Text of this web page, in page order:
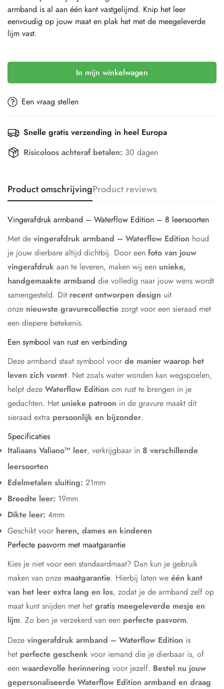
armband is al aan één kant vastgelijmd. Knip het leer
eenvoudig op jouw maat en plak het met de meegeleverde
lijm vast.
Selection will addto the price
In mijn winkelwagen
Een vraag stellen
Snelle gratis verzending in heel Europa
Risicoloos achteraf betalen: 30 dagen
Product omschrijvingProduct reviews
Vingerafdruk armband – Waterflow Edition – 8 leersoorten
Met de vingerafdruk armband – Waterflow Edition houd
je jouw dierbare altijd dichtbij. Door een foto van jouw
vingerafdruk aan te leveren, maken wij een unieke,
handgemaakte armband die volledig naar jouw wens wordt
samengesteld. Dit recent ontworpen design uit
onze nieuwste gravurecollectie zorgt voor een sieraad met
een diepere betekenis.
Een symbool van rust en verbinding
Deze armband staat symbool voor de manier waarop het
leven zich vormt. Net zoals water wonden kan wegspoelen,
helpt deze Waterflow Edition om rust te brengen in je
gedachten. Het unieke patroon in de gravure maakt dit
sieraad extra persoonlijk en bijzonder.
Specificaties
Italiaans Valiano™ leer, verkrijgbaar in 8 verschillende
leersoorten
Edelmetalen sluiting: 21mm
Breedte leer: 19mm
Dikte leer: 4mm
Geschikt voor heren, dames en kinderen
Perfecte pasvorm met maatgarantie
Kies je niet voor een standaardmaat? Dan kun je gebruik
maken van onze maatgarantie. Hierbij laten we één kant
van het leer extra lang en los, zodat je de armband zelf op
maat kunt snijden met het gratis meegeleverde mesje en
lijm. Zo ben je verzekerd van een perfecte pasvorm.
Deze vingerafdruk armband – Waterflow Edition is
het perfecte geschenk voor iemand die je dierbaar is, of
een waardevolle herinnering voor jezelf. Bestel nu jouw
gepersonaliseerde Waterflow Edition armband en draag